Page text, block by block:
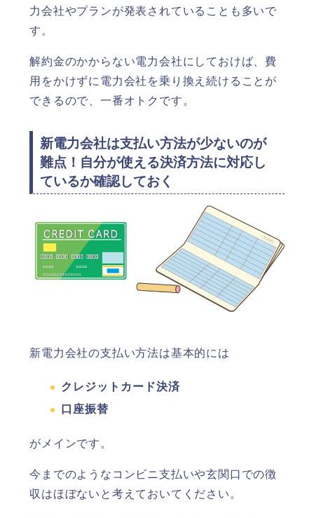
力会社やプランが発表されていることも多いで
す。
解約金のかからない電力会社にしておけば、費
用をかけずに電力会社を乗り換え続けることが
できるので、一番オトクです。
新電力会社は支払い方法が少ないのが
難点！自分が使える決済方法に対応し
ているか確認しておく
新電力会社の支払い方法は基本的には
クレジットカード決済
口座振替
がメインです。
今までのようなコンビニ支払いや玄関口での徴
収はほぼないと考えておいてください。